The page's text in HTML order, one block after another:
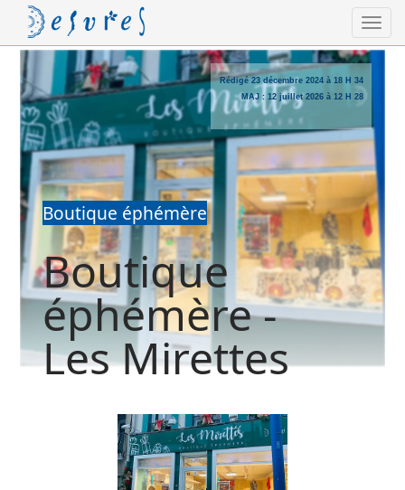
Rédigé 23 décembre 2024 à 18 H 34
MAJ : 12 juillet 2026 à 12 H 28
Boutique éphémère
Boutique
éphémère -
Les Mirettes